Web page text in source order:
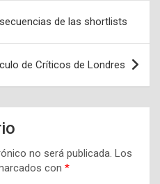
de las shortlists
de Críticos de Londres
no será publicada. Los
con *